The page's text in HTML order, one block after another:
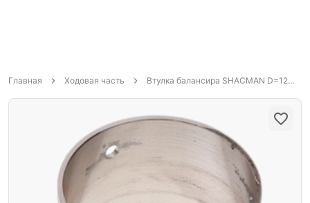
Главная Ходовая часть Втулка балансира SHACMAN D=120 d=110